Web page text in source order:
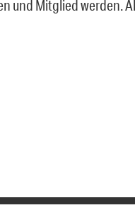
und Mitglied werden.